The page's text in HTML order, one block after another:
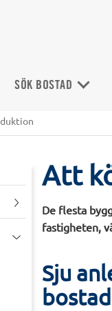
SÖK BOSTAD
Att
De flesta
fastigheten,
Sju